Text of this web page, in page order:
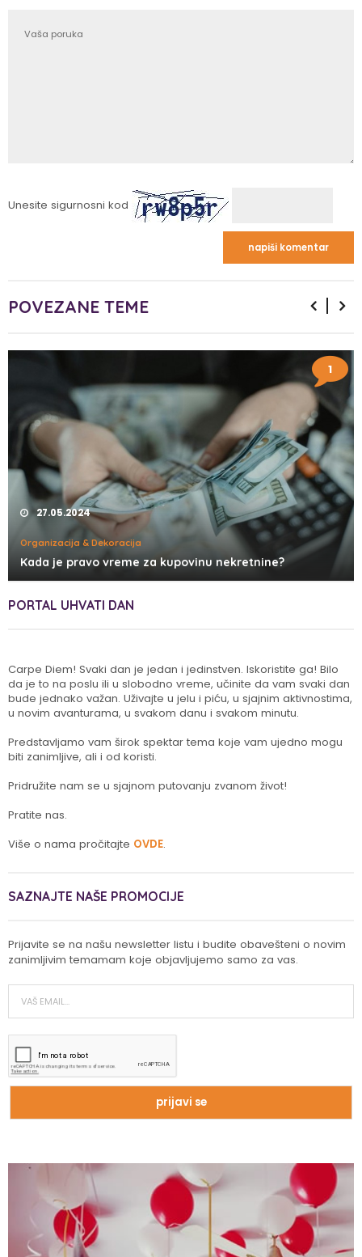
Unesite sigurnosni kod
POVEZANE TEME
1
27.05.2024
Organizacija & Dekoracija
Kada je pravo vreme za kupovinu nekretnine?
PORTAL UHVATI DAN
Carpe Diem! Svaki dan je jedan i jedinstven. Iskoristite ga! Bilo
da je to na poslu ili u slobodno vreme, učinite da vam svaki dan
bude jednako važan. Uživajte u jelu i piću, u sjajnim aktivnostima,
u novim avanturama, u svakom danu i svakom minutu.
Predstavljamo vam širok spektar tema koje vam ujedno mogu
biti zanimljive, ali i od koristi.
Pridružite nam se u sjajnom putovanju zvanom život!
Pratite nas.
Više o nama pročitajte OVDE.
SAZNAJTE NAŠE PROMOCIJE
Prijavite se na našu newsletter listu i budite obavešteni o novim
zanimljivim temamam koje objavljujemo samo za vas.